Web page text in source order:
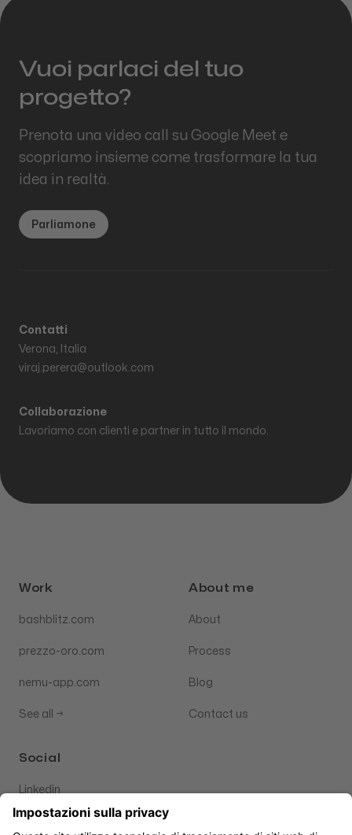
Vuoi parlaci del tuo
progetto?
Prenota una video call su Google Meet e
scopriamo insieme come trasformare la tua
idea in realtà.
Parliamone
Contatti
Verona, Italia
viraj.perera@outlook.com
Collaborazione
Lavoriamo con clienti e partner in tutto il mondo.
Work
bashblitz.com
prezzo-oro.com
nemu-app.com
See all →
About me
About
Process
Blog
Contact us
Social
Linkedin
GitHub